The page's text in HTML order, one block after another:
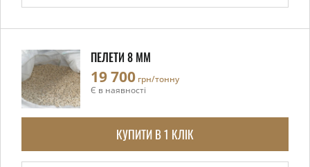
ПЕЛЕТИ 8 ММ
19 700 грн/тонну
Є в наявності
КУПИТИ В 1 КЛІК